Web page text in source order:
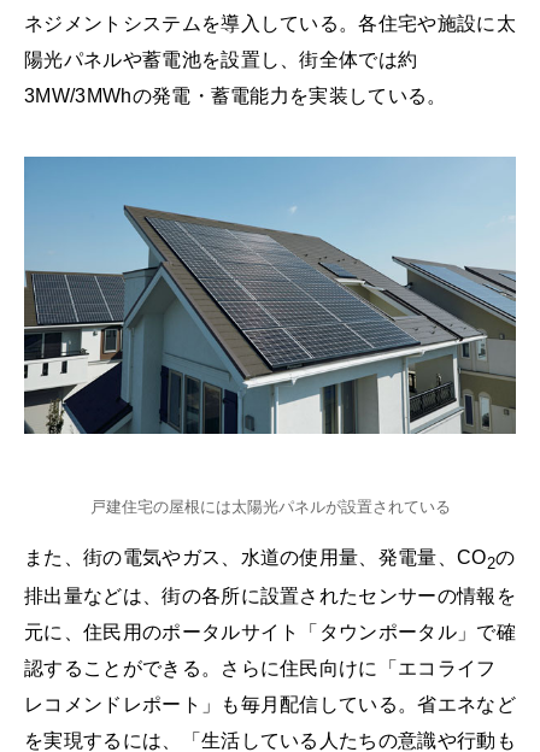
ネジメントシステムを導入している。各住宅や施設に太
陽光パネルや蓄電池を設置し、街全体では約
3MW/3MWhの発電・蓄電能力を実装している。
戸建住宅の屋根には太陽光パネルが設置されている
また、街の電気やガス、水道の使用量、発電量、CO2の
排出量などは、街の各所に設置されたセンサーの情報を
元に、住民用のポータルサイト「タウンポータル」で確
認することができる。さらに住民向けに「エコライフ
レコメンドレポート」も毎月配信している。省エネなど
を実現するには、「生活している人たちの意識や行動も